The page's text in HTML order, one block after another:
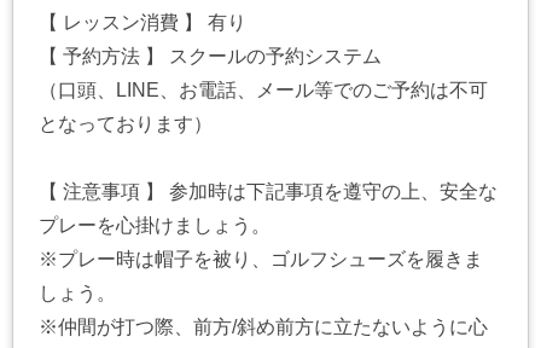
【 レッスン消費 】 有り
【 予約方法 】 スクールの予約システム
（口頭、LINE、お電話、メール等でのご予約は不可
となっております）
【 注意事項 】 参加時は下記事項を遵守の上、安全な
プレーを心掛けましょう。
※プレー時は帽子を被り、ゴルフシューズを履きま
しょう。
※仲間が打つ際、前方/斜め前方に立たないように心